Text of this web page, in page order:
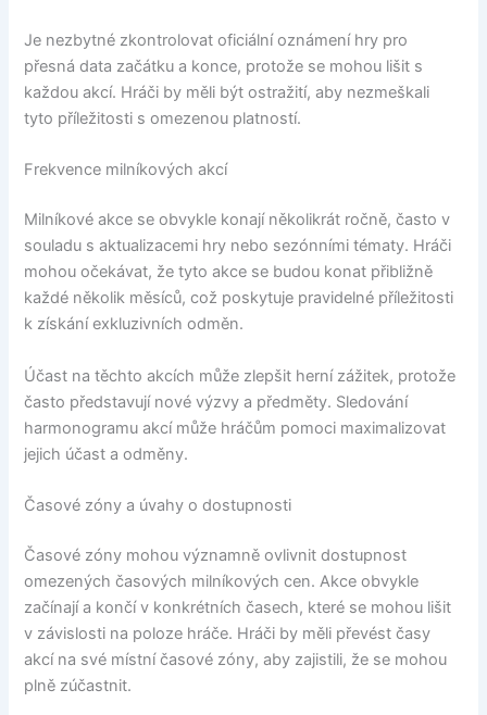
Je nezbytné zkontrolovat oficiální oznámení hry pro
přesná data začátku a konce, protože se mohou lišit s
každou akcí. Hráči by měli být ostražití, aby nezmeškali
tyto příležitosti s omezenou platností.
Frekvence milníkových akcí
Milníkové akce se obvykle konají několikrát ročně, často v
souladu s aktualizacemi hry nebo sezónními tématy. Hráči
mohou očekávat, že tyto akce se budou konat přibližně
každé několik měsíců, což poskytuje pravidelné příležitosti
k získání exkluzivních odměn.
Účast na těchto akcích může zlepšit herní zážitek, protože
často představují nové výzvy a předměty. Sledování
harmonogramu akcí může hráčům pomoci maximalizovat
jejich účast a odměny.
Časové zóny a úvahy o dostupnosti
Časové zóny mohou významně ovlivnit dostupnost
omezených časových milníkových cen. Akce obvykle
začínají a končí v konkrétních časech, které se mohou lišit
v závislosti na poloze hráče. Hráči by měli převést časy
akcí na své místní časové zóny, aby zajistili, že se mohou
plně zúčastnit.